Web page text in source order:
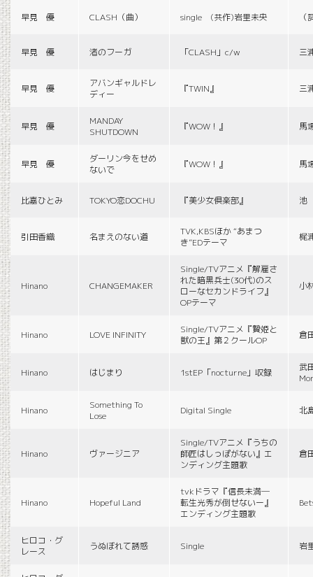
早見 優 CLASH（曲） single (共作)岩里未央
早見 優 渚のフーガ 「CLASH」c/w 三
早見 優
アバンギャルドレ
ディー
『TWIN』 三
早見 優
MANDAY
SHUTDOWN
『WOW！』 馬
早見 優
ダーリン今をせめ
ないで
『WOW！』 馬
比嘉ひとみ TOKYO恋DOCHU 『美少女倶楽部』 池
引田香織 名まえのない道
TVK,KBSほか “あまつ
き”EDテーマ
梶
Hinano CHANGEMAKER
Single/TVアニメ『解雇さ
れた暗黒兵士(30代)のス
ローなセカンドライフ』
OPテーマ
小
Hinano LOVE INFINITY
Single/TVアニメ『贄姫と
獣の王』第２クールOP
倉
Hinano はじまり 1stEP「nocturne」収録
武
Hinano
Something To
Lose
Digital Single 北
Hinano ヴァージニア
Single/TVアニメ『うちの
師匠はしっぽがない』エ
ンディング主題歌
倉
Hinano Hopeful Land
tvkドラマ『信長未満―
転生光秀が倒せないー』
エンディング主題歌
ヒロコ・グ
レース
うぬぼれて誘惑 Single 岩